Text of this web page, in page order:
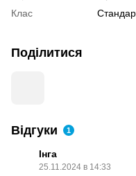
Клас
Поділитися
Відгуки 1
Інга
25.11.2024 в 14:33